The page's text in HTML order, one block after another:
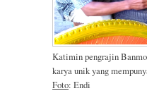
Katimin pengrajin
karya unik yang
Foto: Endi